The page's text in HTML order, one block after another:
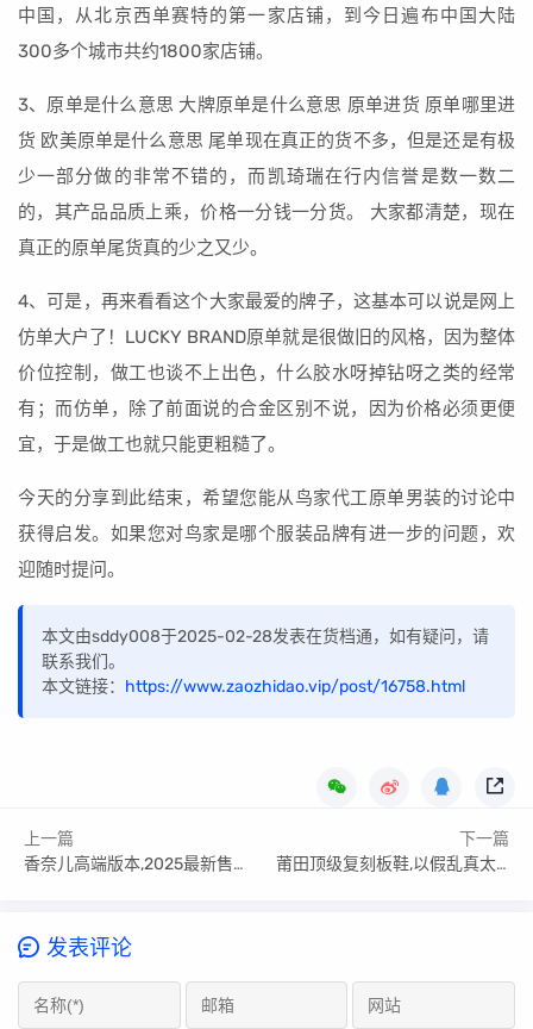
中国，从北京西单赛特的第一家店铺，到今日遍布中国大陆
300多个城市共约1800家店铺。
3、原单是什么意思 大牌原单是什么意思 原单进货 原单哪里进
货 欧美原单是什么意思 尾单现在真正的货不多，但是还是有极
少一部分做的非常不错的，而凯琦瑞在行内信誉是数一数二
的，其产品品质上乘，价格一分钱一分货。 大家都清楚，现在
真正的原单尾货真的少之又少。
4、可是，再来看看这个大家最爱的牌子，这基本可以说是网上
仿单大户了！LUCKY BRAND原单就是很做旧的风格，因为整体
价位控制，做工也谈不上出色，什么胶水呀掉钻呀之类的经常
有；而仿单，除了前面说的合金区别不说，因为价格必须更便
宜，于是做工也就只能更粗糙了。
今天的分享到此结束，希望您能从鸟家代工原单男装的讨论中
获得启发。如果您对鸟家是哪个服装品牌有进一步的问题，欢
迎随时提问。
本文由sddy008于2025-02-28发表在货档通，如有疑问，请
联系我们。
本文链接： https://www.zaozhidao.vip/post/16758.html
上一篇
香奈儿高端版本,2025最新售价一览表
下一篇
莆田顶级复刻板鞋,以假乱真太离谱了吧!
发表评论